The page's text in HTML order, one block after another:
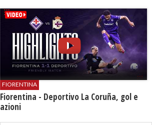
FIORENTINA
Fiorentina - Deportivo La Coruña, gol e
azioni